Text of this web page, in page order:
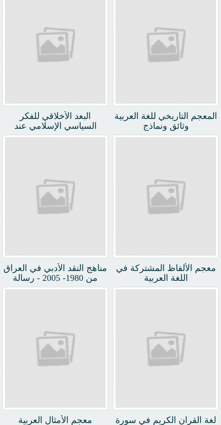
المعجم التاريخي للغة العربية
وثائق ونماذج
البعد الأخلاقي للفكر
السياسي الإسلامي عند
الفارابي والماوردي وابن
معجم الألفاظ المشتركة في
اللغة العربية
مناهج النقد الأدبي في العراق
من 1980- 2005 - رسالة
لغة القران الكريم في سورة
معجم الأمثال العربية